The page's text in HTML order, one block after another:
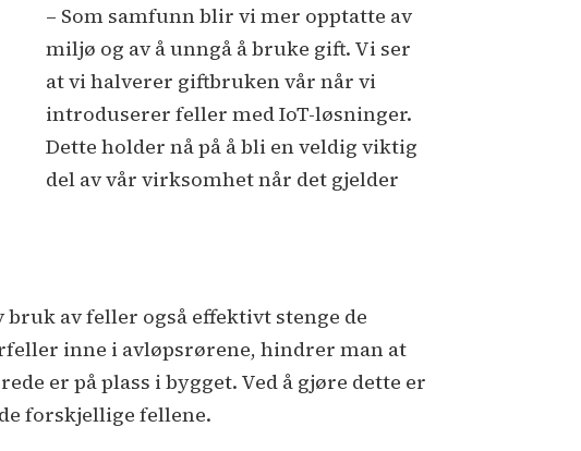
– Som samfunn blir vi mer opptatte av
miljø og av å unngå å bruke gift. Vi ser
at vi halverer giftbruken vår når vi
introduserer feller med IoT-løsninger.
Dette holder nå på å bli en veldig viktig
del av vår virksomhet når det gjelder
av feller også effektivt stenge de
inne i avløpsrørene, hindrer man at
er på plass i bygget. Ved å gjøre dette er
forskjellige fellene.